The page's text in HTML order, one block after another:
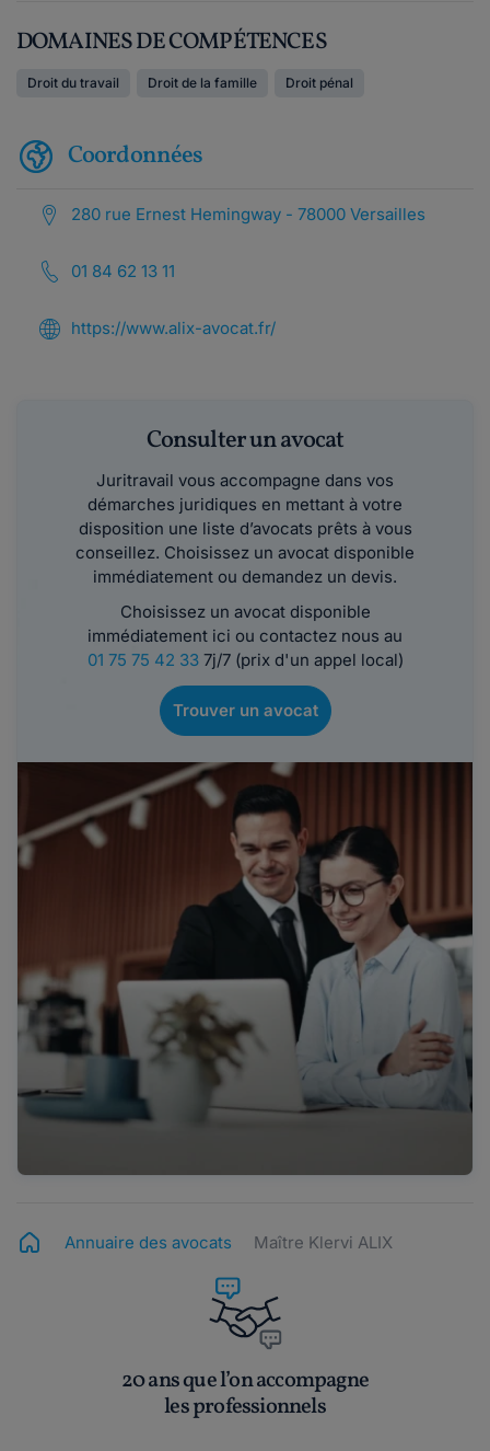
DOMAINES DE COMPÉTENCES
Droit du travail Droit de la famille Droit pénal
Coordonnées
280 rue Ernest Hemingway - 78000 Versailles
01 84 62 13 11
https://www.alix-avocat.fr/
Consulter un avocat
Juritravail vous accompagne dans vos
démarches juridiques en mettant à votre
disposition une liste d’avocats prêts à vous
conseillez. Choisissez un avocat disponible
immédiatement ou demandez un devis.
Choisissez un avocat disponible
immédiatement ici ou contactez nous au
01 75 75 42 337j/7 (prix d'un appel local)
Trouver un avocat
Annuaire des avocats Maître Klervi ALIX
20 ans que l’on accompagne
les professionnels